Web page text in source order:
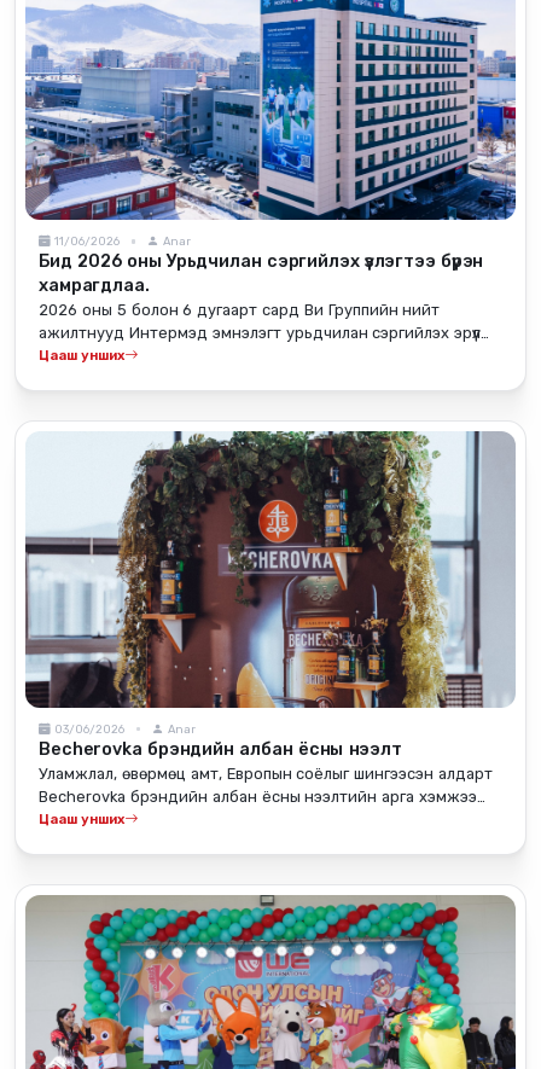
11/06/2026 Anar
Бид 2026 оны Урьдчилан сэргийлэх үзлэгтээ бүрэн
хамрагдлаа.
2026 оны 5 болон 6 дугаарт сард Ви Группийн нийт
ажилтнууд Интермэд эмнэлэгт урьдчилан сэргийлэх эрүүл
мэндийн үзлэгт бүрэн хамрагдаж дууслаа.
Цааш унших
03/06/2026 Anar
Becherovka брэндийн албан ёсны нээлт
Уламжлал, өвөрмөц амт, Европын соёлыг шингээсэн алдарт
Becherovka брэндийн албан ёсны нээлтийн арга хэмжээ
зохион байгуулагдлаа.
Цааш унших